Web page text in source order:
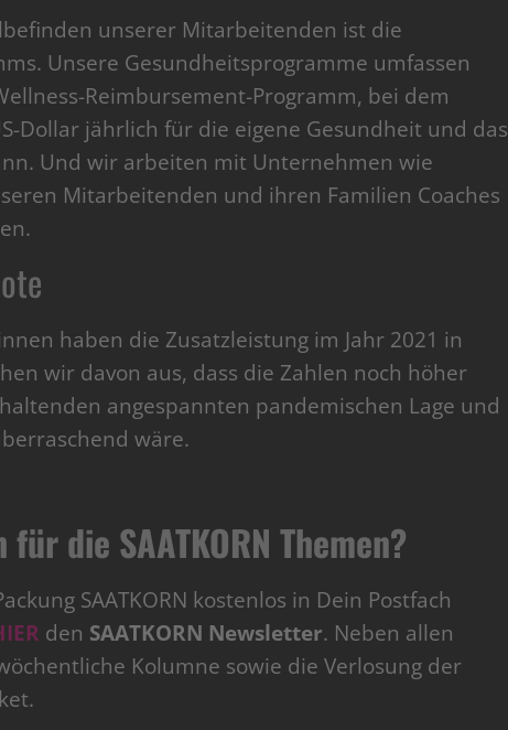
unserer Mitarbeitenden ist die
Unsere Gesundheitsprogramme umfassen
Reimbursement-Programm, bei dem
Dollar jährlich für die eigene Gesundheit und das
Und wir arbeiten mit Unternehmen wie
Mitarbeitenden und ihren Familien Coaches
haben die Zusatzleistung im Jahr 2021 in
wir davon aus, dass die Zahlen noch höher
angespannten pandemischen Lage und
wäre.
die SAATKORN Themen?
SAATKORN kostenlos in Dein Postfach
den SAATKORN Newsletter. Neben allen
Kolumne sowie die Verlosung der